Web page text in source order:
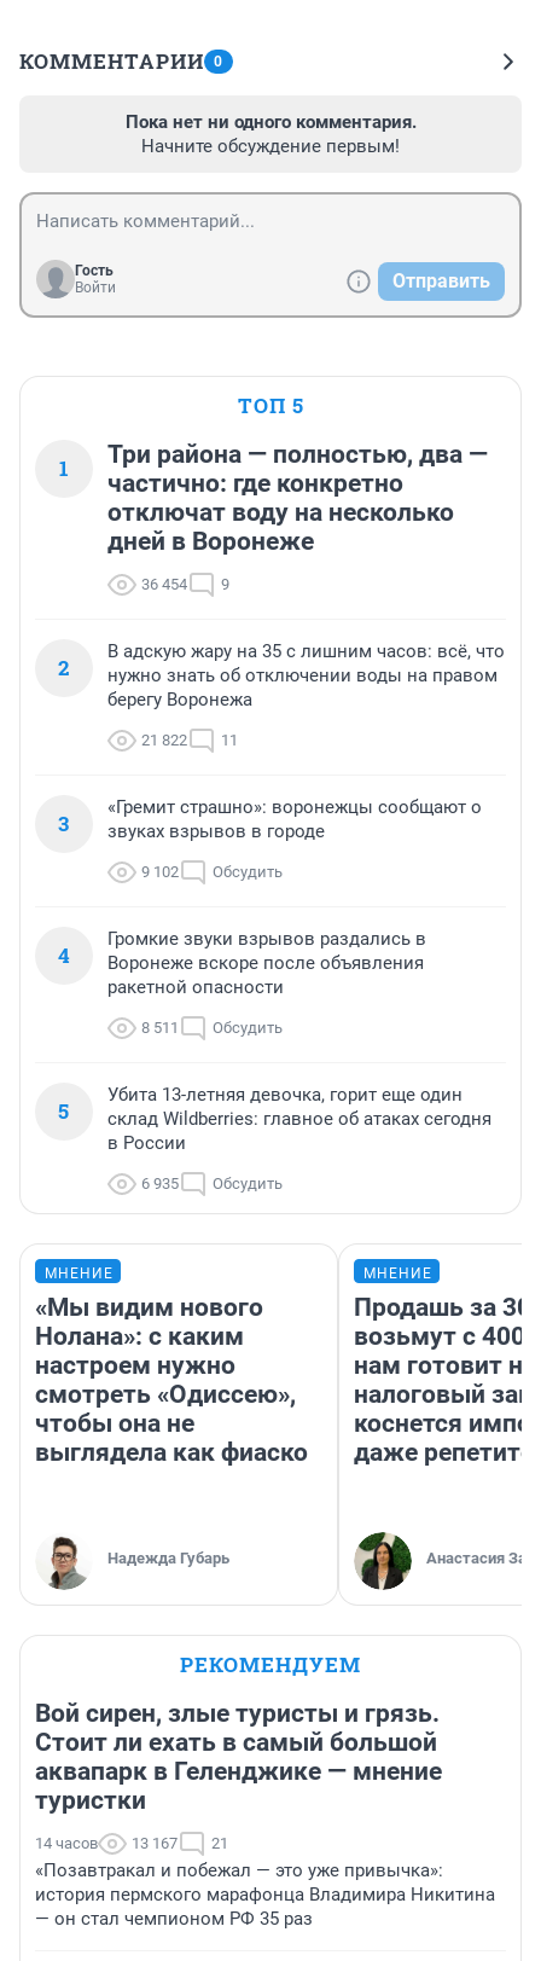
КОММЕНТАРИИ 0
Пока нет ни одного комментария.
Начните обсуждение первым!
Гость
Войти
Отправить
ТОП 5
1
Три района — полностью, два —
частично: где конкретно
отключат воду на несколько
дней в Воронеже
36 454 9
2
В адскую жару на 35 с лишним часов: всё, что
нужно знать об отключении воды на правом
берегу Воронежа
21 822 11
3
«Гремит страшно»: воронежцы сообщают о
звуках взрывов в городе
9 102 Обсудить
4
Громкие звуки взрывов раздались в
Воронеже вскоре после объявления
ракетной опасности
8 511 Обсудить
5
Убита 13-летняя девочка, горит еще один
склад Wildberries: главное об атаках сегодня
в России
6 935 Обсудить
МНЕНИЕ
«Мы видим нового
Нолана»: с каким
настроем нужно
смотреть «Одиссею»,
чтобы она не
выглядела как фиаско
Надежда Губарь
МНЕНИЕ
Продашь за
возьмут с
нам готовит
налоговый
коснется
даже
Анастасия
РЕКОМЕНДУЕМ
Вой сирен, злые туристы и грязь.
Стоит ли ехать в самый большой
аквапарк в Геленджике — мнение
туристки
14 часов 13 167 21
«Позавтракал и побежал — это уже привычка»:
история пермского марафонца Владимира Никитина
— он стал чемпионом РФ 35 раз